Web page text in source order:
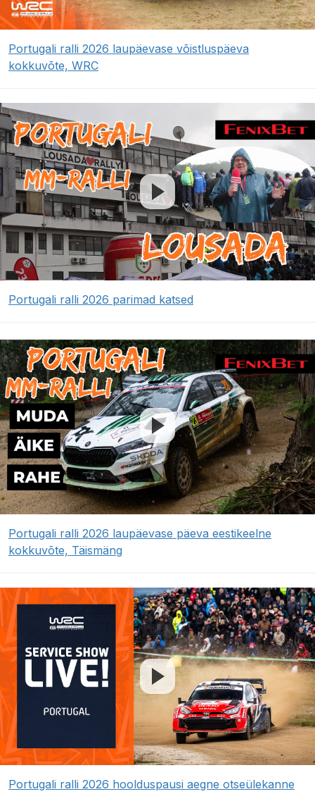
Portugali ralli 2026 laupäevase võistluspäeva
kokkuvõte, WRC
Portugali ralli 2026 parimad katsed
Portugali ralli 2026 laupäevase päeva eestikeelne
kokkuvõte, Täismäng
Portugali ralli 2026 hoolduspausi aegne otseülekanne